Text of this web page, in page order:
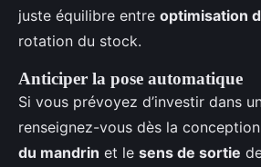
juste équilibre entre optimisation
rotation du stock.
Anticiper la pose automatique
Si vous prévoyez d’investir dans
renseignez-vous dès la
du mandrin et le sens de sortie